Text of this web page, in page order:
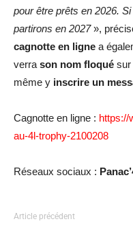
pour être prêts en 2026.
partirons en 2027»,
cagnotte en ligne a
verra son nom floqué sur
même y inscrire un
Cagnotte en ligne : https://
au-4l-trophy-2100208
Réseaux sociaux :
Article précédent